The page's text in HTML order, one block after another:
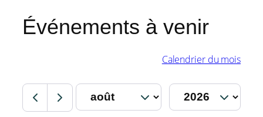
Événements à venir
Calendrier du mois